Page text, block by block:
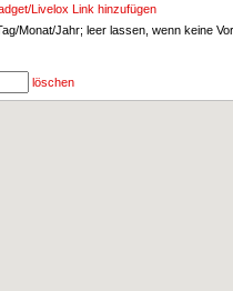
Livelox Link hinzufügen
Monat/Jahr; leer lassen, wenn keine
löschen